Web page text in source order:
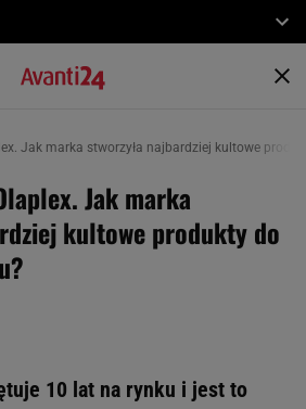
Jak marka stworzyła najbardziej kultowe
Jak marka
kultowe produkty do
10 lat na rynku i jest to